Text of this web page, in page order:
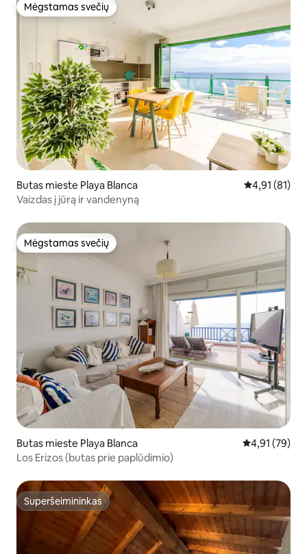
Mėgstamas svečių
Mėgstamas svečių
Butas mieste Playa Blanca Vidutinis
4,91 (81)
Vaizdas į jūrą ir vandenyną
Mėgstamas svečių
Mėgstamas svečių
Butas mieste Playa Blanca Vidutinis
4,91 (79)
Los Erizos (butas prie paplūdimio)
Superšeimininkas
Superšeimininkas